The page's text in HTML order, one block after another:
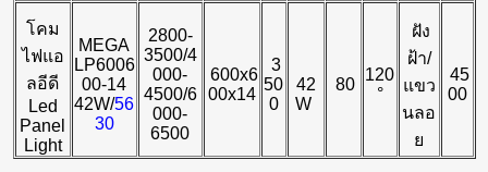
โคม
ไฟแอ
ลอีดี
Led
Panel
Light
MEGA
LP6006
00-14
42W/56
30
2800-
3500/4
000-
4500/6
000-
6500
600x6
00x14
3
50
0
42
W
80
120
°
ฝัง
ฝ้า/
แขว
นลอ
ย
45
00